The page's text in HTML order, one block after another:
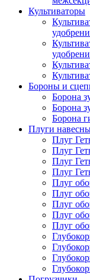
Культиваторы
Бороны и
Борона
Борона
Борона
Плуги
Плуг
Плуг
Плуг
Плуг
Плуг
Плуг
Плуг
Плуг
Плуг